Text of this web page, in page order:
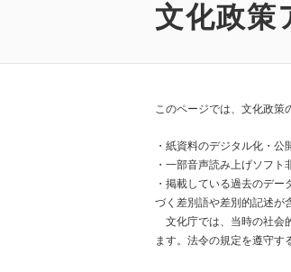
文化政策
このページでは、文化政策
・紙資料のデジタル化・公
・一部音声読み上げソフト
・掲載している過去のデ
づく差別語や差別的記述が
文化庁では、当時の社会
ます。法令の規定を遵守す